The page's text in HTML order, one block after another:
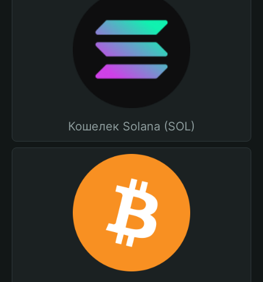
Кошелек Solana (SOL)